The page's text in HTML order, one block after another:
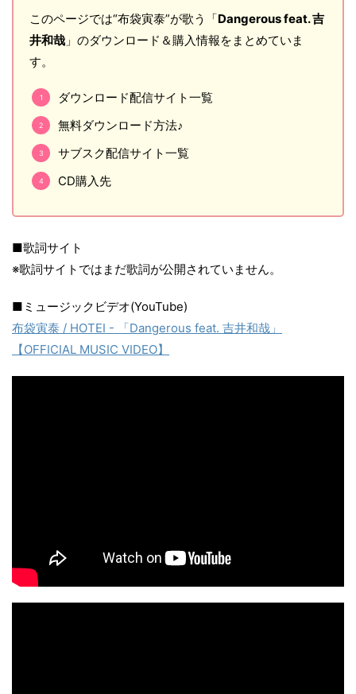
このページでは“布袋寅泰”が歌う「Dangerous feat. 吉
井和哉 」のダウンロード＆購入情報をまとめていま
す。
ダウンロード配信サイト一覧
無料ダウンロード方法♪
サブスク配信サイト一覧
CD購入先
■歌詞サイト
※歌詞サイトではまだ歌詞が公開されていません。
■ミュージックビデオ(YouTube)
布袋寅泰 / HOTEI - 「Dangerous feat. 吉井和哉」
【OFFICIAL MUSIC VIDEO】